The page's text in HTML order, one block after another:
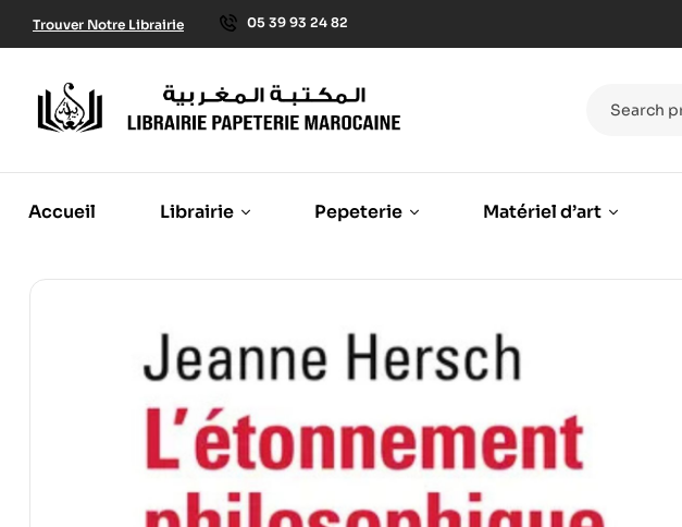
Trouver Notre Librairie 05 39 93 24 82
Accueil Librairie Pepeterie Matériel d’art